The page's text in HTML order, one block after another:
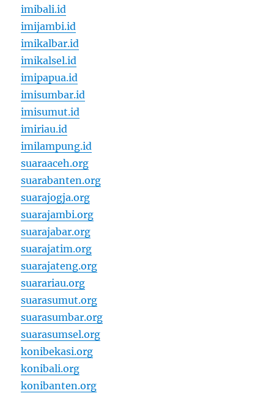
imibali.id
imijambi.id
imikalbar.id
imikalsel.id
imipapua.id
imisumbar.id
imisumut.id
imiriau.id
imilampung.id
suaraaceh.org
suarabanten.org
suarajogja.org
suarajambi.org
suarajabar.org
suarajatim.org
suarajateng.org
suarariau.org
suarasumut.org
suarasumbar.org
suarasumsel.org
konibekasi.org
konibali.org
konibanten.org